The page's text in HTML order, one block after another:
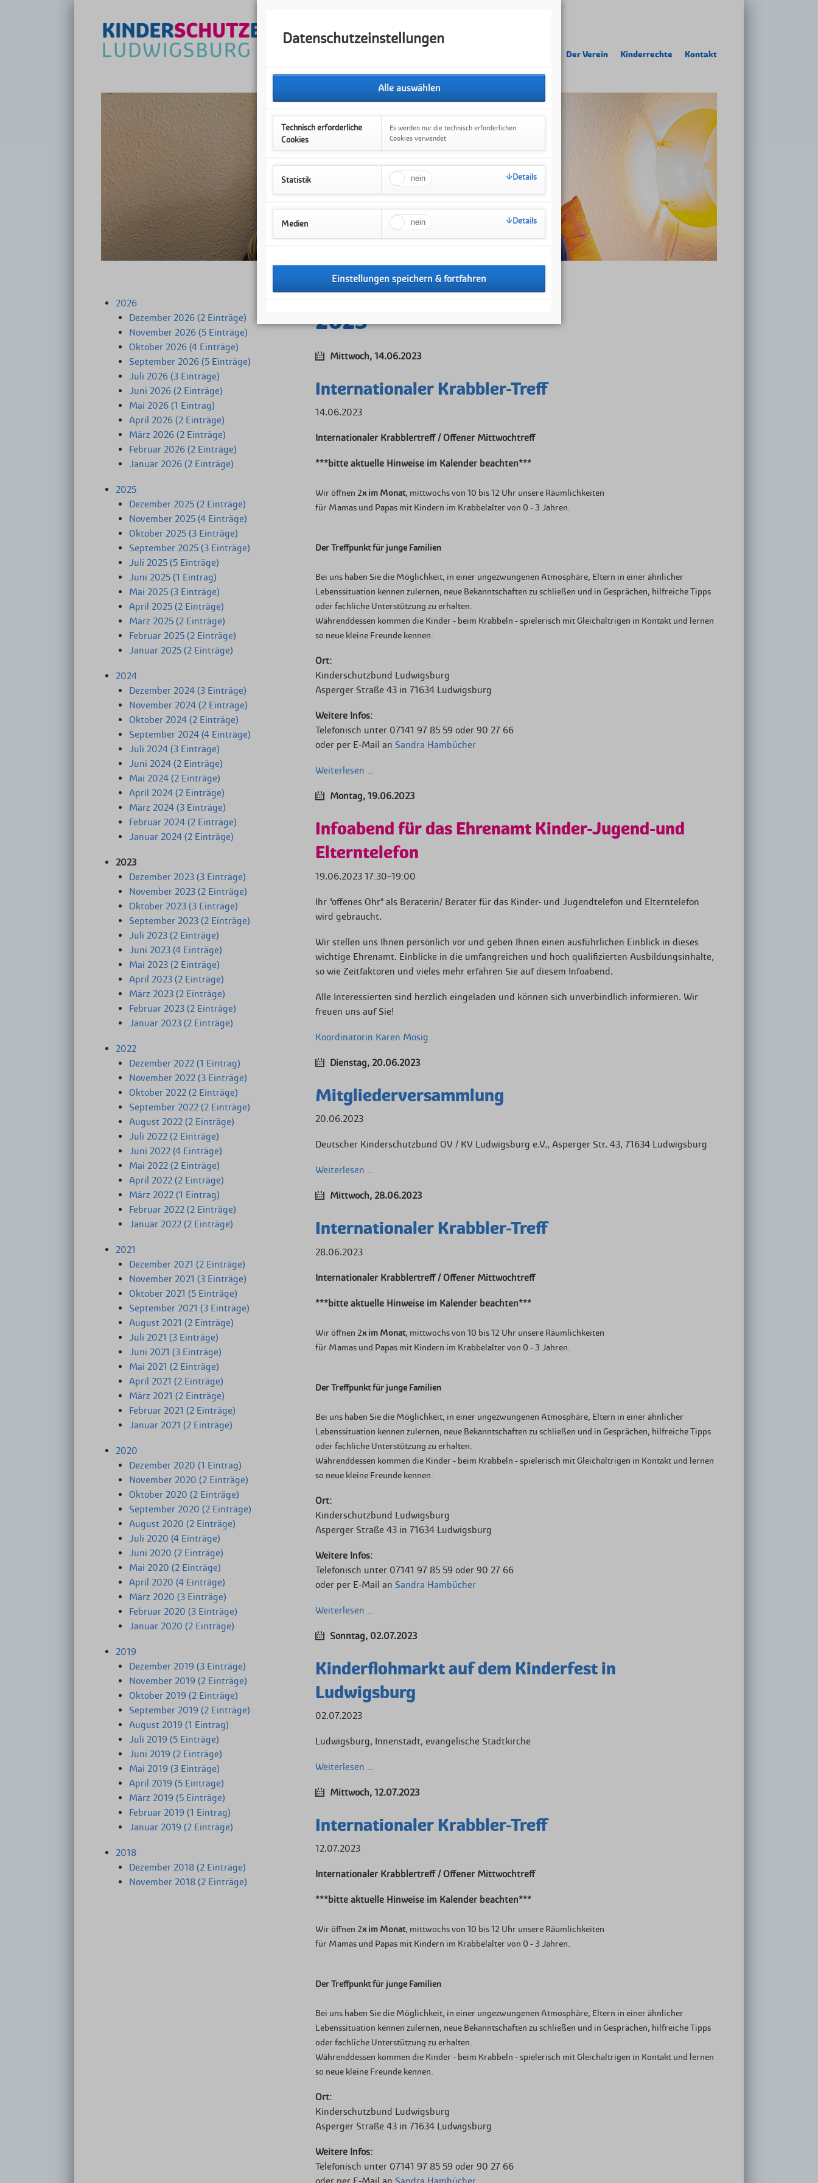
Kinder- und Jugendtelefon
Babysitterkurs
Familienpaten
Begleiteter Umgang
Hausbesuche mit der Hallo-Baby-Tasche
Anmeldung Willkommensbesuch
Kurse
Hilfe für Kinder in Not
Aktiv Helfen
Der Verein Kinderrechte Kontakt
Datenschutzeinstellungen
Technisch erforderliche
Cookies
Es werden nur die technisch erforderlichen
Cookies verwendet
Statistik Details
Medien Details
2026
Dezember 2026 (2 Einträge)
November 2026 (5 Einträge)
Oktober 2026 (4 Einträge)
September 2026 (5 Einträge)
Juli 2026 (3 Einträge)
Juni 2026 (2 Einträge)
Mai 2026 (1 Eintrag)
April 2026 (2 Einträge)
März 2026 (2 Einträge)
Februar 2026 (2 Einträge)
Januar 2026 (2 Einträge)
2025
Dezember 2025 (2 Einträge)
November 2025 (4 Einträge)
Oktober 2025 (3 Einträge)
September 2025 (3 Einträge)
Juli 2025 (5 Einträge)
Juni 2025 (1 Eintrag)
Mai 2025 (3 Einträge)
April 2025 (2 Einträge)
März 2025 (2 Einträge)
Februar 2025 (2 Einträge)
Januar 2025 (2 Einträge)
2024
Dezember 2024 (3 Einträge)
November 2024 (2 Einträge)
Oktober 2024 (2 Einträge)
September 2024 (4 Einträge)
Juli 2024 (3 Einträge)
Juni 2024 (2 Einträge)
Mai 2024 (2 Einträge)
April 2024 (2 Einträge)
März 2024 (3 Einträge)
Februar 2024 (2 Einträge)
Januar 2024 (2 Einträge)
2023
Dezember 2023 (3 Einträge)
November 2023 (2 Einträge)
Oktober 2023 (3 Einträge)
September 2023 (2 Einträge)
Juli 2023 (2 Einträge)
Juni 2023 (4 Einträge)
Mai 2023 (2 Einträge)
April 2023 (2 Einträge)
März 2023 (2 Einträge)
Februar 2023 (2 Einträge)
Januar 2023 (2 Einträge)
2022
Dezember 2022 (1 Eintrag)
November 2022 (3 Einträge)
Oktober 2022 (2 Einträge)
September 2022 (2 Einträge)
August 2022 (2 Einträge)
Juli 2022 (2 Einträge)
Juni 2022 (4 Einträge)
Mai 2022 (2 Einträge)
April 2022 (2 Einträge)
März 2022 (1 Eintrag)
Februar 2022 (2 Einträge)
Januar 2022 (2 Einträge)
2021
Dezember 2021 (2 Einträge)
November 2021 (3 Einträge)
Oktober 2021 (5 Einträge)
September 2021 (3 Einträge)
August 2021 (2 Einträge)
Juli 2021 (3 Einträge)
Juni 2021 (3 Einträge)
Mai 2021 (2 Einträge)
April 2021 (2 Einträge)
März 2021 (2 Einträge)
Februar 2021 (2 Einträge)
Januar 2021 (2 Einträge)
2020
Dezember 2020 (1 Eintrag)
November 2020 (2 Einträge)
Oktober 2020 (2 Einträge)
September 2020 (2 Einträge)
August 2020 (2 Einträge)
Juli 2020 (4 Einträge)
Juni 2020 (2 Einträge)
Mai 2020 (2 Einträge)
April 2020 (4 Einträge)
März 2020 (3 Einträge)
Februar 2020 (3 Einträge)
Januar 2020 (2 Einträge)
2019
Dezember 2019 (3 Einträge)
November 2019 (2 Einträge)
Oktober 2019 (2 Einträge)
September 2019 (2 Einträge)
August 2019 (1 Eintrag)
Juli 2019 (5 Einträge)
Juni 2019 (2 Einträge)
Mai 2019 (3 Einträge)
April 2019 (5 Einträge)
März 2019 (5 Einträge)
Februar 2019 (1 Eintrag)
Januar 2019 (2 Einträge)
2018
Dezember 2018 (2 Einträge)
November 2018 (2 Einträge)
2023
Mittwoch, 14.06.2023
Internationaler Krabbler-Treff
14.06.2023
Internationaler Krabblertreff / Offener Mittwochtreff
***bitte aktuelle Hinweise im Kalender beachten***
Wir öffnen 2x im Monat, mittwochs von 10 bis 12 Uhr unsere Räumlichkeiten
für Mamas und Papas mit Kindern im Krabbelalter von 0 - 3 Jahren.
Der Treffpunkt für junge Familien
Bei uns haben Sie die Möglichkeit, in einer ungezwungenen Atmosphäre, Eltern in einer ähnlicher
Lebenssituation kennen zulernen, neue Bekanntschaften zu schließen und in Gesprächen, hilfreiche Tipps
oder fachliche Unterstützung zu erhalten.
Währenddessen kommen die Kinder - beim Krabbeln - spielerisch mit Gleichaltrigen in Kontakt und lernen
so neue kleine Freunde kennen.
Ort:
Kinderschutzbund Ludwigsburg
Asperger Straße 43 in 71634 Ludwigsburg
Weitere Infos:
Telefonisch unter 07141 97 85 59 oder 90 27 66
oder per E-Mail an Sandra Hambücher
Weiterlesen …
Treff
Montag, 19.06.2023
Infoabend für das Ehrenamt Kinder-Jugend-und
Elterntelefon
19.06.2023 17:30–19:00
Ihr "offenes Ohr" als Beraterin/ Berater für das Kinder- und Jugendtelefon und Elterntelefon
wird gebraucht.
Wir stellen uns Ihnen persönlich vor und geben Ihnen einen ausführlichen Einblick in dieses
wichtige Ehrenamt. Einblicke in die umfangreichen und hoch qualifizierten Ausbildungsinhalte,
so wie Zeitfaktoren und vieles mehr erfahren Sie auf diesem Infoabend.
Alle Interessierten sind herzlich eingeladen und können sich unverbindlich informieren. Wir
freuen uns auf Sie!
Koordinatorin Karen Mosig
Dienstag, 20.06.2023
Mitgliederversammlung
20.06.2023
Deutscher Kinderschutzbund OV / KV Ludwigsburg e.V., Asperger Str. 43, 71634 Ludwigsburg
Weiterlesen …
Mittwoch, 28.06.2023
Internationaler Krabbler-Treff
28.06.2023
Internationaler Krabblertreff / Offener Mittwochtreff
***bitte aktuelle Hinweise im Kalender beachten***
Wir öffnen 2x im Monat, mittwochs von 10 bis 12 Uhr unsere Räumlichkeiten
für Mamas und Papas mit Kindern im Krabbelalter von 0 - 3 Jahren.
Der Treffpunkt für junge Familien
Bei uns haben Sie die Möglichkeit, in einer ungezwungenen Atmosphäre, Eltern in einer ähnlicher
Lebenssituation kennen zulernen, neue Bekanntschaften zu schließen und in Gesprächen, hilfreiche Tipps
oder fachliche Unterstützung zu erhalten.
Währenddessen kommen die Kinder - beim Krabbeln - spielerisch mit Gleichaltrigen in Kontakt und lernen
so neue kleine Freunde kennen.
Ort:
Kinderschutzbund Ludwigsburg
Asperger Straße 43 in 71634 Ludwigsburg
Weitere Infos:
Telefonisch unter 07141 97 85 59 oder 90 27 66
oder per E-Mail an Sandra Hambücher
Weiterlesen …
Treff
Sonntag, 02.07.2023
Kinderflohmarkt auf dem Kinderfest in
Ludwigsburg
02.07.2023
Ludwigsburg, Innenstadt, evangelische Stadtkirche
Weiterlesen …
dem
in
Mittwoch, 12.07.2023
Internationaler Krabbler-Treff
12.07.2023
Internationaler Krabblertreff / Offener Mittwochtreff
***bitte aktuelle Hinweise im Kalender beachten***
Wir öffnen 2x im Monat, mittwochs von 10 bis 12 Uhr unsere Räumlichkeiten
für Mamas und Papas mit Kindern im Krabbelalter von 0 - 3 Jahren.
Der Treffpunkt für junge Familien
Bei uns haben Sie die Möglichkeit, in einer ungezwungenen Atmosphäre, Eltern in einer ähnlicher
Lebenssituation kennen zulernen, neue Bekanntschaften zu schließen und in Gesprächen, hilfreiche Tipps
oder fachliche Unterstützung zu erhalten.
Währenddessen kommen die Kinder - beim Krabbeln - spielerisch mit Gleichaltrigen in Kontakt und lernen
so neue kleine Freunde kennen.
Ort:
Kinderschutzbund Ludwigsburg
Asperger Straße 43 in 71634 Ludwigsburg
Weitere Infos:
Telefonisch unter 07141 97 85 59 oder 90 27 66